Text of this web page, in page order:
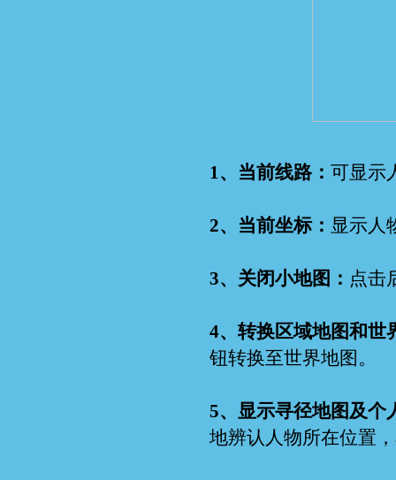
1、当前线路： 可显示
2、当前坐标： 显示人
3、关闭小地图： 点击
4、转换区域地图和世
钮转换至世界地图。
5、显示寻径地图及个
地辨认人物所在位置